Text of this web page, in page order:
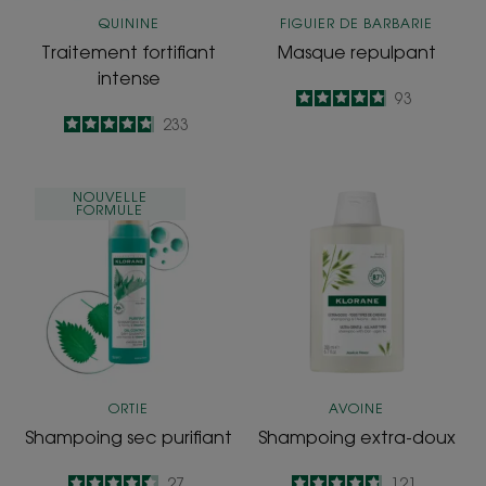
QUININE
Traitement fortifiant
intense
4.8
/
5
233
FIGUIER DE BARBARIE
Masque repulpant
4.9
/
5
93
Shampoing
sec
purifiant
NOUVELLE
FORMULE
ORTIE
Shampoing sec purifiant
AVOINE
Shampoing extra-doux